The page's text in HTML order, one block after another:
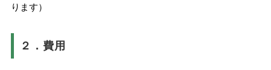
ります）
２．費用